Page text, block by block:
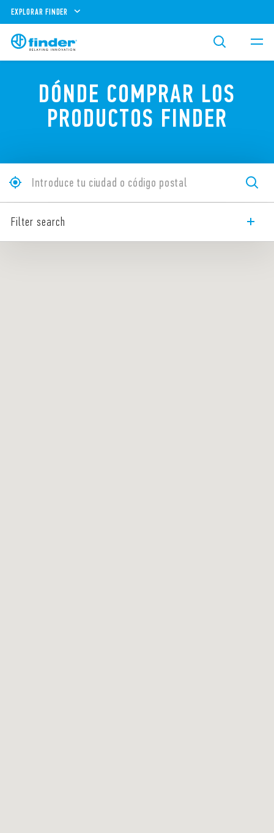
EXPLORAR FINDER
DÓNDE COMPRAR LOS
PRODUCTOS FINDER
Filter search